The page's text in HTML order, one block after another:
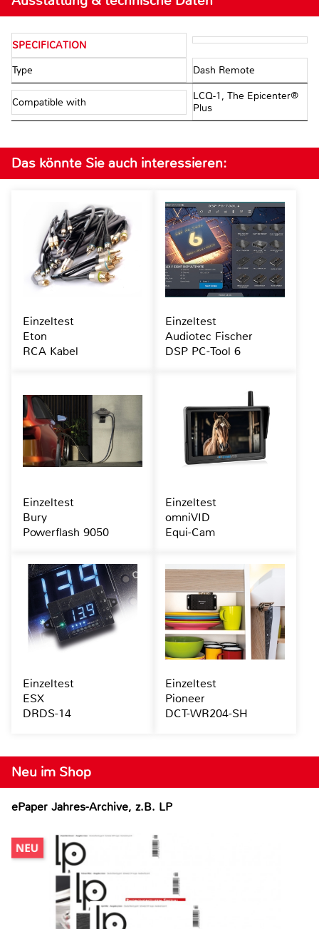
SPECIFICATION
Type Dash Remote
Compatible with
LCQ-1, The Epicenter®
Plus
Neu im Shop
ePaper Jahres-Archive, z.B. LP
Das könnte Sie auch interessieren:
Einzeltest
Eton
RCA Kabel
Einzeltest
Audiotec Fischer
DSP PC-Tool 6
Einzeltest
Bury
Powerflash 9050
Einzeltest
omniVID
Equi-Cam
Einzeltest
ESX
DRDS-14
Einzeltest
Pioneer
DCT-WR204-SH